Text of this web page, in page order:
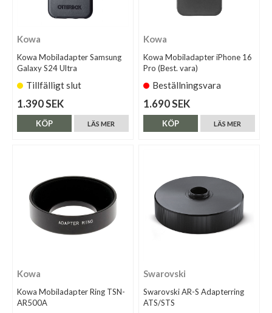
Kowa
Kowa Mobiladapter Samsung
Galaxy S24 Ultra
Tillfälligt slut
1.390 SEK
LÄS MER
KÖP
Kowa
Kowa Mobiladapter iPhone 16
Pro (Best. vara)
Beställningsvara
1.690 SEK
LÄS MER
KÖP
Kowa
Kowa Mobiladapter Ring TSN-
AR500A
Swarovski
Swarovski AR-S Adapterring
ATS/STS